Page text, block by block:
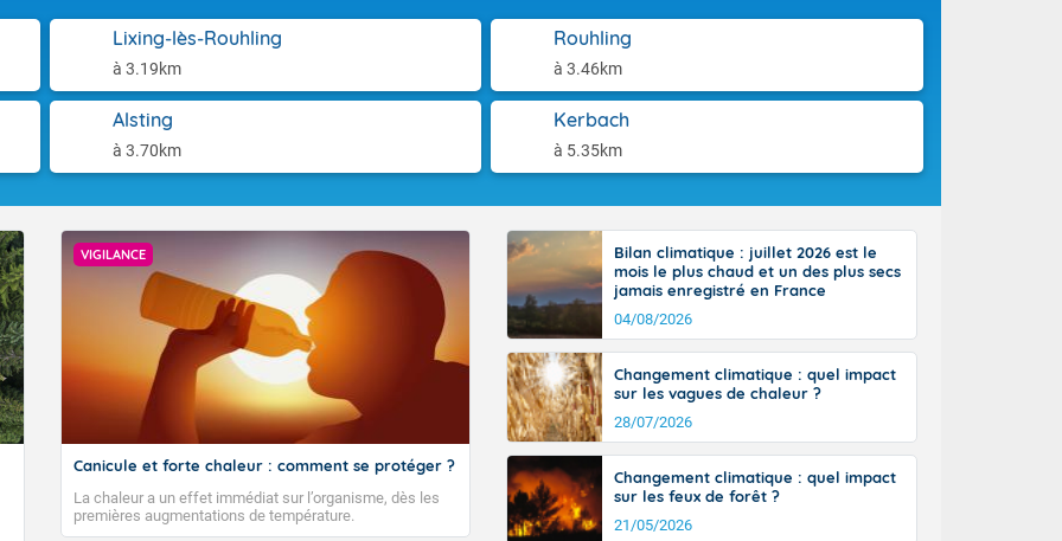
VIGILANCE ROUGE
Accéder au site de Météo-France
Lixing-lès-Rouhling
à 3.19km
Rouhling
à 3.46km
Alsting
à 3.70km
Kerbach
à 5.35km
VIGILANCE
Canicule et forte chaleur : comment se protéger ?
La chaleur a un effet immédiat sur l’organisme, dès les
premières augmentations de température.
Bilan climatique : juillet 2026 est le
mois le plus chaud et un des plus secs
jamais enregistré en France
04/08/2026
Changement climatique : quel impact
sur les vagues de chaleur ?
28/07/2026
Changement climatique : quel impact
sur les feux de forêt ?
21/05/2026